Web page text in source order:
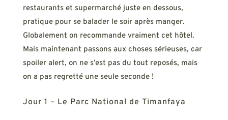
restaurants et supermarché juste en dessous,
pratique pour se balader le soir après manger.
Globalement on recommande vraiment cet hôtel.
Mais maintenant passons aux choses sérieuses, car
spoiler alert, on ne s’est pas du tout reposés, mais
on a pas regretté une seule seconde !
Jour 1 – Le Parc National de Timanfaya